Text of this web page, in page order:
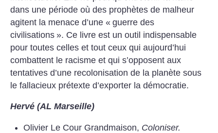
dans une période où des prophètes de malheur
agitent la menace d’une « guerre des
civilisations ». Ce livre est un outil indispensable
pour toutes celles et tout ceux qui aujourd’hui
combattent le racisme et qui s’opposent aux
tentatives d’une recolonisation de la planète sous
le fallacieux prétexte d’exporter la démocratie.
Hervé (AL Marseille)
Olivier Le Cour Grandmaison, Coloniser.